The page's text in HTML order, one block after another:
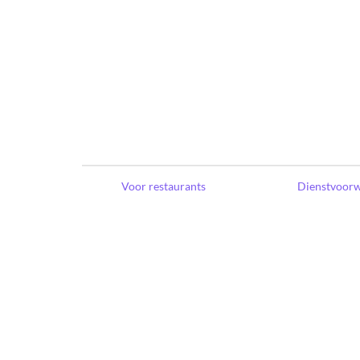
Voor restaurants